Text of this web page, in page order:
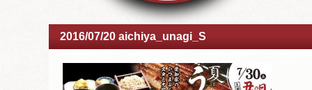
2016/07/20 aichiya_unagi_S